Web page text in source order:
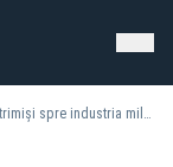
Banii din pensiile private, trimiși spre industria militară. Proiectul are susținere totală în Parlament